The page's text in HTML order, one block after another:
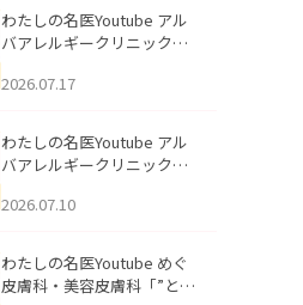
公開いたしました。
わたしの名医Youtube アル
バアレルギークリニック札
跡にVビームは効く？向いて
説」を公開いたしました。
2026.07.17
わたしの名医Youtube アル
バアレルギークリニック札
医師が明かす副作用・リバ
公開いたしました。
2026.07.10
わたしの名医Youtube めぐ
皮膚科・美容皮膚科「”とお